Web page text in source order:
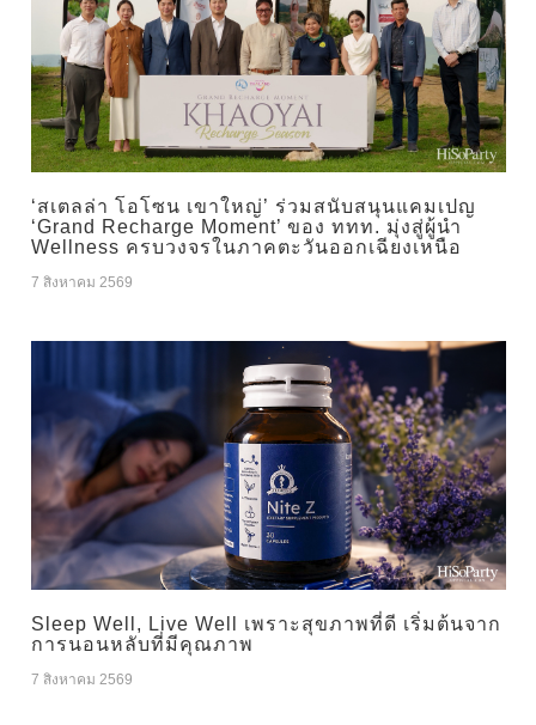
‘สเตลล่า โอโซน เขาใหญ่’ ร่วมสนับสนุนแคมเปญ
‘Grand Recharge Moment’ ของ ททท. มุ่งสู่ผู้นำ
Wellness ครบวงจรในภาคตะวันออกเฉียงเหนือ
7 สิงหาคม 2569
Sleep Well, Live Well เพราะสุขภาพที่ดี เริ่มต้นจาก
การนอนหลับที่มีคุณภาพ
7 สิงหาคม 2569